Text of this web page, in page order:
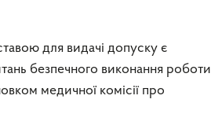
для видачі допуску є
безпечного виконання роботи
медичної комісії про